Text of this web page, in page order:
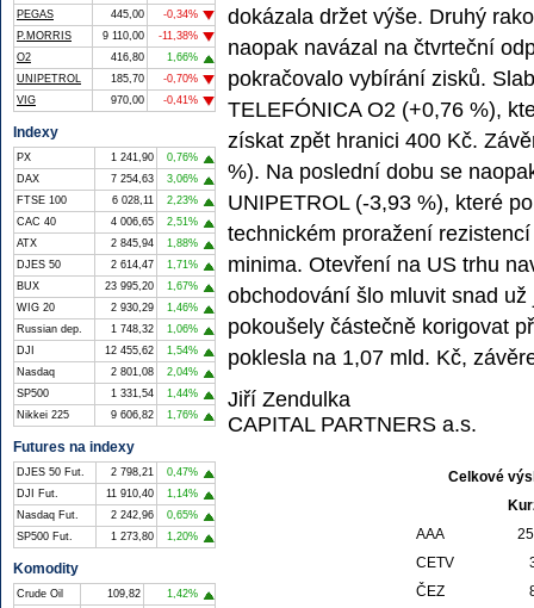
dokázala držet výše. Druhý
naopak navázal na čtvrteční
pokračovalo vybírání zisků.
TELEFÓNICA O2 (+0,76 %),
získat zpět hranici 400 Kč.
%). Na poslední dobu se
UNIPETROL (-3,93 %), které
technickém proražení
minima. Otevření na US trhu
obchodování šlo mluvit snad
pokoušely částečně korigovat
poklesla na 1,07 mld. Kč,
Jiří Zendulka
CAPITAL PARTNERS a.s.
Celkové
AAA
CETV
ČEZ
PEGAS
445,00
-0,34%
P.MORRIS
9 110,00
-11,38%
O2
416,80
1,66%
UNIPETROL
185,70
-0,70%
VIG
970,00 -0,41%
Indexy
PX 1 241,90
0,76%
DAX
7 254,63
3,06%
FTSE 100
6 028,11
2,23%
CAC 40
4 006,65
2,51%
ATX
2 845,94
1,88%
DJES 50
2 614,47
1,71%
BUX
23 995,20
1,67%
WIG 20
2 930,29
1,46%
Russian dep.
1 748,32
1,06%
DJI
12 455,62
1,54%
Nasdaq
2 801,08
2,04%
SP500
1 331,54
1,44%
Nikkei 225
9 606,82 1,76%
Futures na indexy
DJES 50 Fut. 2 798,21
0,47%
DJI Fut.
11 910,40
1,14%
Nasdaq Fut.
2 242,96
0,65%
SP500 Fut.
1 273,80 1,20%
Komodity
Crude Oil 109,82
1,42%